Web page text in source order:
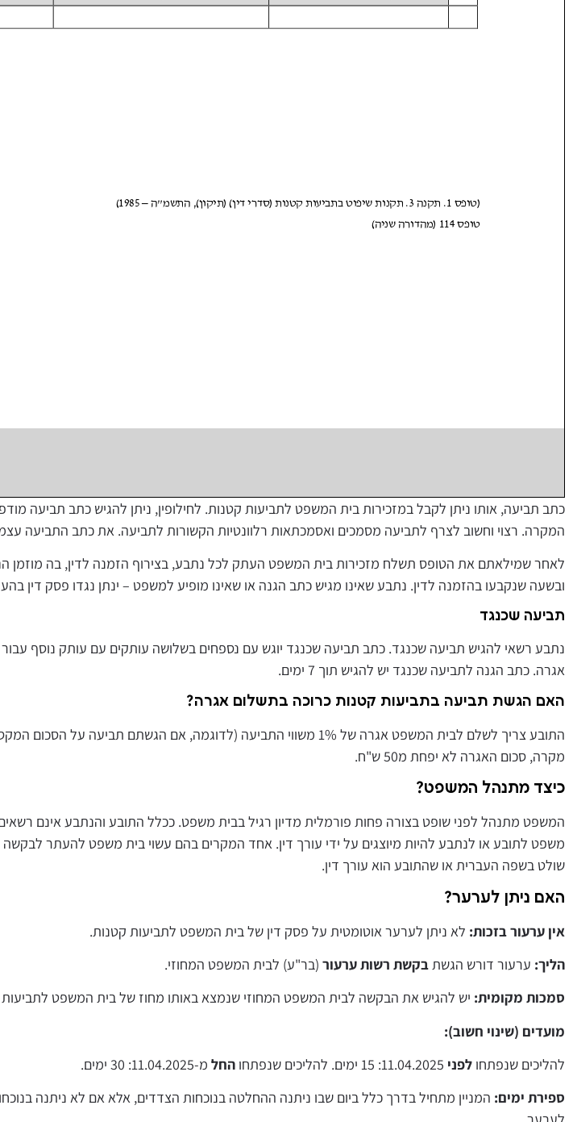
כתב תביעה, אותו ניתן לקבל במזכירות בית המשפט לתביעות קטנות. לחילופין, ניתן להגיש כתב תביעה
המקרה. רצוי וחשוב לצרף לתביעה מסמכים ואסמכתאות רלוונטיות הקשורות לתביעה. את כתב התביעה
לאחר שמילאתם את הטופס תשלח מזכירות בית המשפט העתק לכל נתבע, בצירוף הזמנה לדין, בה מוזמן
ובשעה שנקבעו בהזמנה לדין. נתבע שאינו מגיש כתב הגנה או שאינו מופיע למשפט – ינתן נגדו פסק דין
תביעה שכנגד
נתבע רשאי להגיש תביעה שכנגד. כתב תביעה שכנגד יוגש עם נספחים בשלושה עותקים עם עותק נוסף
אגרה. כתב הגנה לתביעה שכנגד יש להגיש תוך 7 ימים.
האם הגשת תביעה בתביעות קטנות כרוכה בתשלום אגרה?
התובע צריך לשלם לבית המשפט אגרה של 1% משווי התביעה (לדוגמה, אם הגשתם תביעה על הסכום
מקרה, סכום האגרה לא יפחת מ50ש"ח.
כיצד מתנהל המשפט?
המשפט מתנהל לפני שופט בצורה פחות פורמלית מדיון רגיל בבית משפט. ככלל התובע והנתבע אינם
משפט לתובע או לנתבע להיות מיוצגים על ידי עורך דין. אחד המקרים בהם עשוי בית משפט להעתר לבקשה
שולט בשפה העברית או שהתובע הוא עורך דין.
האם ניתן לערער?
אין ערעור בזכות: לא ניתן לערער אוטומטית על פסק דין של בית המשפט לתביעות קטנות.
הליך: ערעור דורש הגשתבקשת רשות ערעור (בר"ע) לבית המשפט המחוזי.
סמכות מקומית: יש להגיש את הבקשה לבית המשפט המחוזי שנמצא באותו מחוז של בית המשפט
מועדים (שינוי חשוב):
להליכים שנפתחו לפני החל מ-11.04.2025: 30 ימים.
ספירת ימים: המניין מתחיל בדרך כלל ביום שבו ניתנה ההחלטה בנוכחות הצדדים, אלא אם לא ניתנה